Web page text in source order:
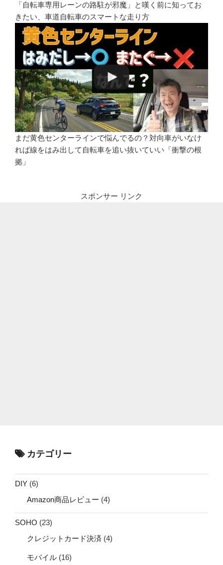
「自転車専用レーンの路駐が邪魔」と嘆く前に知ってお
きたい、車道自転車のスマートな走り方
まだ黄色センターラインで悩んでるの？対向車がいなけ
れば線をはみ出して自転車を追い抜いていい「衝撃の根
拠」
スポンサー リンク
カテゴリー
DIY (6)
Amazon商品レビュー (4)
SOHO (23)
クレジットカード決済 (4)
モバイル (16)